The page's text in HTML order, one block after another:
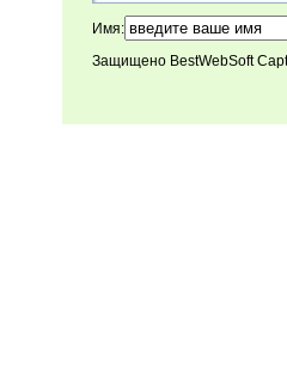
Имя:
Защищено BestWebSoft